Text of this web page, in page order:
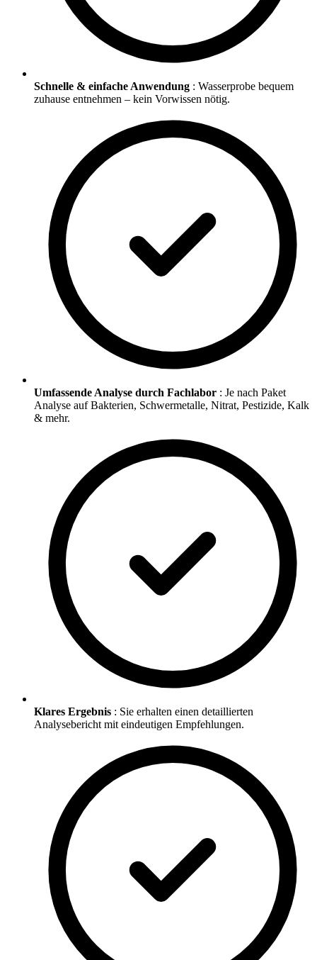
Schnelle & einfache Anwendung : Wasserprobe bequem
zuhause entnehmen – kein Vorwissen nötig.
Umfassende Analyse durch Fachlabor : Je nach Paket
Analyse auf Bakterien, Schwermetalle, Nitrat, Pestizide, Kalk
& mehr.
Klares Ergebnis : Sie erhalten einen detaillierten
Analysebericht mit eindeutigen Empfehlungen.